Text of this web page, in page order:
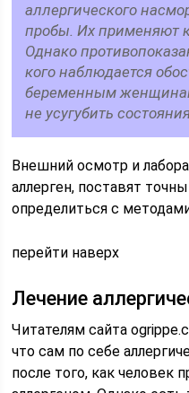
аллергического
пробы. Их применяют
Однако
кого наблюдается
беременным
не усугубить
Внешний осмотр и
аллерген, поставят
определиться с
перейти наверх
Лечение
Читателям сайта
что сам по себе
после того, как человек